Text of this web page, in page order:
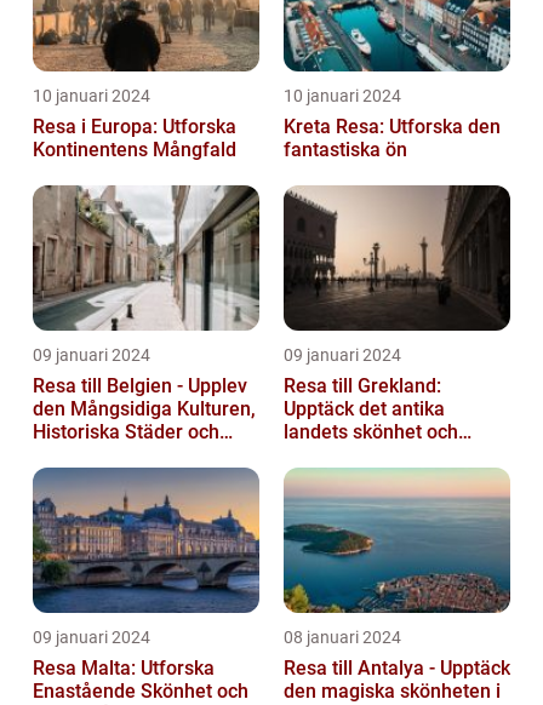
10 januari 2024
Resa i Europa: Utforska
Kontinentens Mångfald
10 januari 2024
Kreta Resa: Utforska den
fantastiska ön
09 januari 2024
Resa till Belgien - Upplev
den Mångsidiga Kulturen,
Historiska Städer och
09 januari 2024
Resa till Grekland:
Upptäck det antika
landets skönhet och
09 januari 2024
Resa Malta: Utforska
Enastående Skönhet och
08 januari 2024
Resa till Antalya - Upptäck
den magiska skönheten i